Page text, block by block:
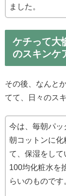
ました。
ケチって大
のスキンケ
その後、なんと
てて、日々のス
今は、毎朝パッ
朝コットンに化
て、保湿をして
100均化粧水を
らいのものです